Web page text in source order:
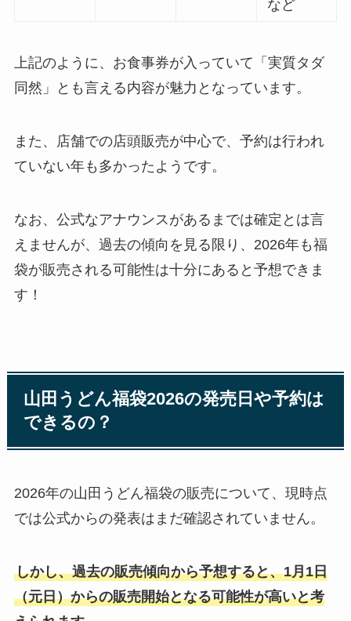
など
上記のように、お食事券が入っていて「実質タダ
同然」とも言える内容が魅力となっています。
また、店舗での店頭販売が中心で、予約は行われ
ていない年も多かったようです。
なお、公式なアナウンスがあるまでは確定とは言
えませんが、過去の傾向を見る限り、2026年も福
袋が販売される可能性は十分にあると予想できま
す！
山田うどん福袋2026の発売日や予約は
できるの？
2026年の山田うどん福袋の販売について、現時点
では公式からの発表はまだ確認されていません。
しかし、過去の販売傾向から予想すると、1月1日
（元日）からの販売開始となる可能性が高いと考